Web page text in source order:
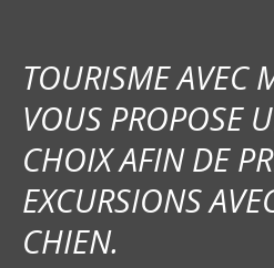
TOURISME AVEC
VOUS PROPOSE
CHOIX AFIN DE
EXCURSIONS
CHIEN.